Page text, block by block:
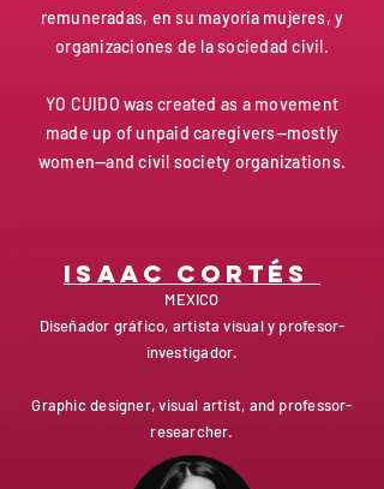
remuneradas, en su mayoría mujeres, y
organizaciones de la sociedad civil.
YO CUIDO was created as a movement
made up of unpaid caregivers—mostly
women—and civil society organizations.
ISaac Cortés
MEXICO
Diseñador gráfico, artista visual y profesor-
investigador.
Graphic designer, visual artist, and professor-
researcher.